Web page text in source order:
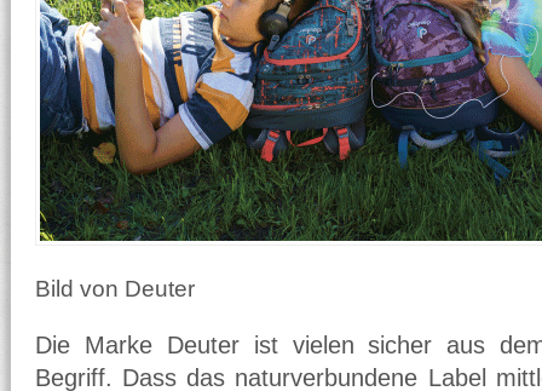
Bild von Deuter
Die Marke Deuter ist vielen sicher aus
Begriff. Dass das naturverbundene Label